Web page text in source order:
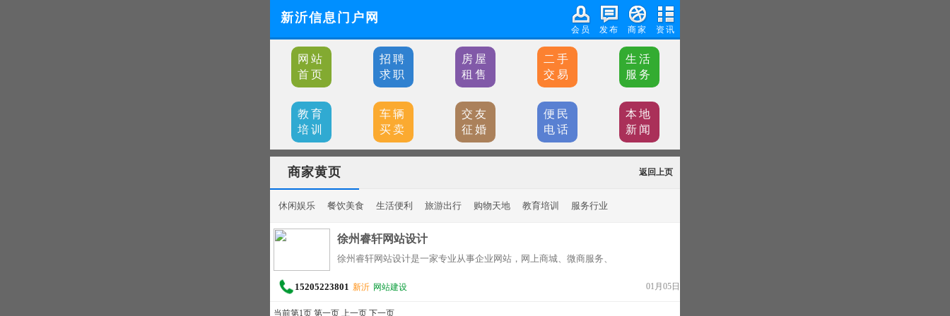
资讯
商家
发布
会员
新沂信息门户网
网站
首页
招聘
求职
房屋
租售
二手
交易
生活
服务
教育
培训
车辆
买卖
交友
征婚
便民
电话
本地
新闻
商家黄页 返回上页
休闲娱乐 餐饮美食 生活便利 旅游出行 购物天地 教育培训 服务行业
徐州睿轩网站设计
徐州睿轩网站设计是一家专业从事企业网站，网上商城、微商服务、
15205223801 新沂 网站建设 01月05日
当前第1页 第一页 上一页 下一页